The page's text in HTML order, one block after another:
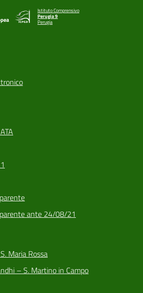
Istituto Comprensivo
Perugia 9
Perugia
ante 24/08/21
Maria Rossa
– S. Martino in Campo